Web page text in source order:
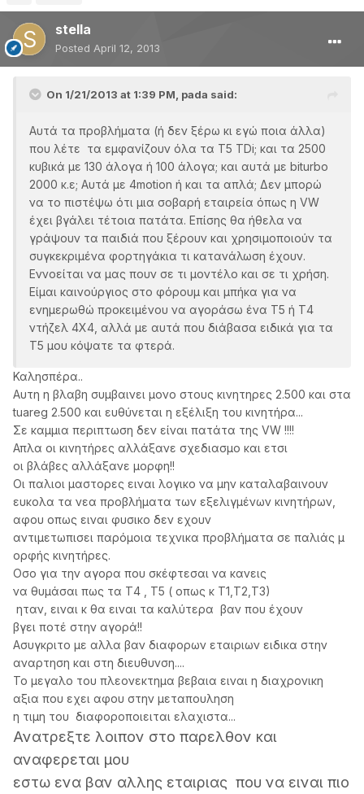
stella
Posted April 12, 2013
On 1/21/2013 at 1:39 PM, pada said:
Αυτά τα προβλήματα (ή δεν ξέρω κι εγώ ποια άλλα)
που λέτε τα εμφανίζουν όλα τα Τ5 TDi; και τα 2500
κυβικά με 130 άλογα ή 100 άλογα; και αυτά με biturbo
2000 κ.ε; Αυτά με 4motion ή και τα απλά; Δεν μπορώ
να το πιστέψω ότι μια σοβαρή εταιρεία όπως η VW
έχει βγάλει τέτοια πατάτα. Επίσης θα ήθελα να
γράψουν τα παιδιά που ξέρουν και χρησιμοποιούν τα
συγκεκριμένα φορτηγάκια τι κατανάλωση έχουν.
Εννοείται να μας πουν σε τι μοντέλο και σε τι χρήση.
Είμαι καινούργιος στο φόρουμ και μπήκα για να
ενημερωθώ προκειμένου να αγοράσω ένα Τ5 ή Τ4
ντήζελ 4Χ4, αλλά με αυτά που διάβασα ειδικά για τα
Τ5 μου κόψατε τα φτερά.
Καλησπέρα..
Αυτη η βλαβη συμβαινει μονο στους κινητηρες 2.500 και στα
tuareg 2.500 και ευθύνεται η εξέλιξη του κινητήρα...
Σε καμμια περιπτωση δεν είναι πατάτα της VW !!!!
Απλα οι κινητήρες αλλάξανε σχεδιασμο και ετσι
οι βλάβες αλλάξανε μορφη!!
Οι παλιοι μαστορες ειναι λογικο να μην καταλαβαινουν
ευκολα τα νεα προβλήματα των εξελιγμένων κινητήρων,
αφου οπως ειναι φυσικο δεν εχουν
αντιμετωπισει παρόμοια τεχνικα προβλήματα σε παλιάς μ
ορφής κινητήρες.
Οσο για την αγορα που σκέφτεσαι να κανεις
να θυμάσαι πως τα Τ4 , Τ5 ( οπως κ Τ1,Τ2,Τ3)
ηταν, ειναι κ θα ειναι τα καλύτερα βαν που έχουν
βγει ποτέ στην αγορά!!
Ασυγκριτο με αλλα βαν διαφορων εταιριων ειδικα στην
αναρτηση και στη διευθυνση....
Το μεγαλο του πλεονεκτημα βεβαια ειναι η διαχρονικη
αξια που εχει αφου στην μεταπουληση
η τιμη του διαφοροποιειται ελαχιστα...
Ανατρεξτε λοιπον στο παρελθον και
αναφερεται μου
εστω ενα βαν αλλης εταιριας που να ειναι πιο